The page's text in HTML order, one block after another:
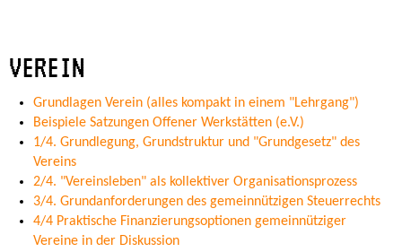
VEREIN
Grundlagen Verein (alles kompakt in einem "Lehrgang")
Beispiele Satzungen Offener Werkstätten (e.V.)
1/4. Grundlegung, Grundstruktur und "Grundgesetz" des
Vereins
2/4. "Vereinsleben" als kollektiver Organisationsprozess
3/4. Grundanforderungen des gemeinnützigen Steuerrechts
4/4 Praktische Finanzierungsoptionen gemeinnütziger
Vereine in der Diskussion